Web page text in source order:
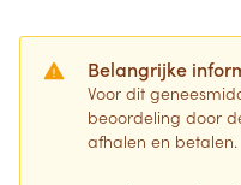
Belangrijke
Voor dit
beoordeling door
afhalen en betalen.